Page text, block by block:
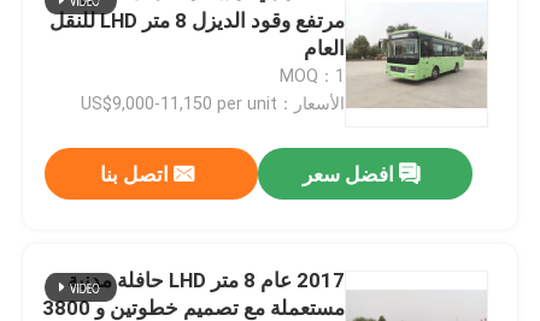
مرتفع وقود الديزل 8 متر LHD للنقل
العام
MOQ：1
الأسعار：US$9,000-11,150 per unit
افضل سعر اتصل بنا
2017 عام 8 متر LHD حافلة مدنية
مستعملة مع تصميم خطوتين و 3800